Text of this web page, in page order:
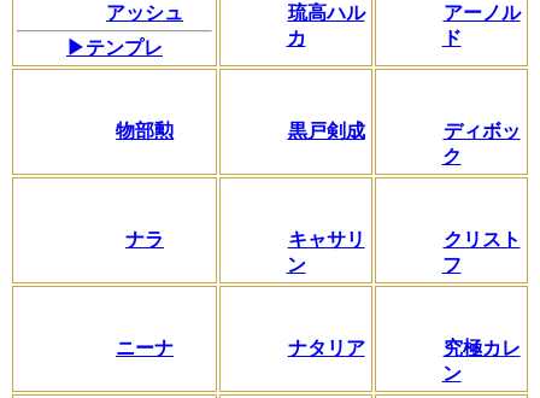
アッシュ
▶テンプレ
琉高ハル
カ
アーノル
ド
物部勲 黒戸剣成
ディボッ
ク
ナラ
キャサリ
ン
クリスト
フ
ニーナ ナタリア
究極カレ
ン